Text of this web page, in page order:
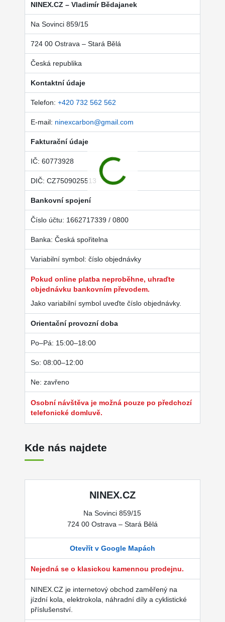
NINEX.CZ – Vladimír Bědajanek
Na Sovinci 859/15
724 00 Ostrava – Stará Bělá
Česká republika
Kontaktní údaje
Telefon: +420 732 562 562
E-mail: ninexcarbon@gmail.com
Fakturační údaje
IČ: 60773928
DIČ: CZ7509025513
Bankovní spojení
Číslo účtu: 1662717339 / 0800
Banka: Česká spořitelna
Variabilní symbol: číslo objednávky
Pokud online platba neproběhne, uhraďte
objednávku bankovním převodem.
Jako variabilní symbol uveďte číslo objednávky.
Orientační provozní doba
Po–Pá: 15:00–18:00
So: 08:00–12:00
Ne: zavřeno
Osobní návštěva je možná pouze po předchozí
telefonické domluvě.
Kde nás najdete
NINEX.CZ
Na Sovinci 859/15
724 00 Ostrava – Stará Bělá
Otevřít v Google Mapách
Nejedná se o klasickou kamennou prodejnu.
NINEX.CZ je internetový obchod zaměřený na
jízdní kola, elektrokola, náhradní díly a cyklistické
příslušenství.